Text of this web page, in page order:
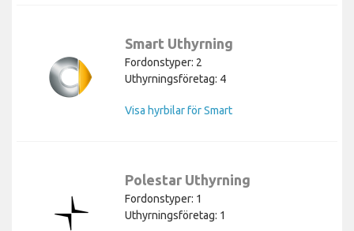
Smart Uthyrning
Fordonstyper: 2
Uthyrningsföretag: 4
Visa hyrbilar för Smart
Polestar Uthyrning
Fordonstyper: 1
Uthyrningsföretag: 1